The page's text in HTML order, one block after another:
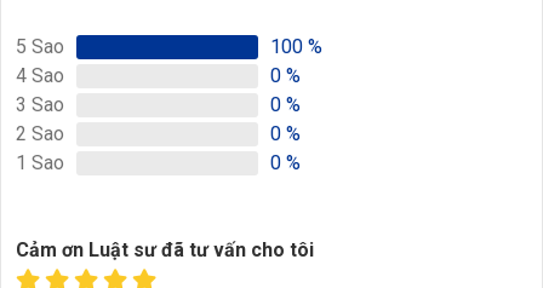
5 Sao 100 %
4 Sao 0 %
3 Sao 0 %
2 Sao 0 %
1 Sao 0 %
Cảm ơn Luật sư đã tư vấn cho tôi